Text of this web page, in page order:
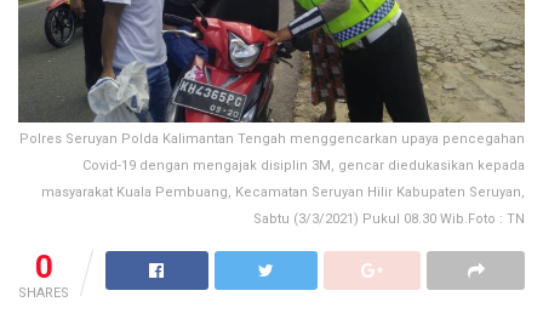
Polres Seruyan Polda Kalimantan Tengah menggencarkan upaya pencegahan
Covid-19 dengan mengajak disiplin 3M, gencar diedukasikan kepada
masyarakat Kuala Pembuang, Kecamatan Seruyan Hilir Kabupaten Seruyan,
Sabtu (3/3/2021) Pukul 08.30 Wib.Foto : TN
0
SHARES